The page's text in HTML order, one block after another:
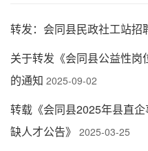
转发：会同县民政社工站招
关于转发《会同县公益性岗
的通知 2025-09-02
转载《会同县2025年县直
缺人才公告》 2025-03-25